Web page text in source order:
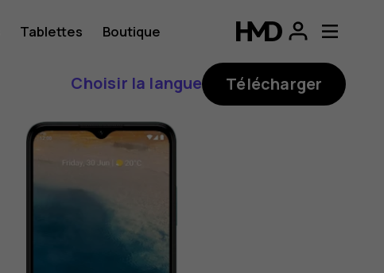
Tablettes Boutique
Choisir la langue Télécharger